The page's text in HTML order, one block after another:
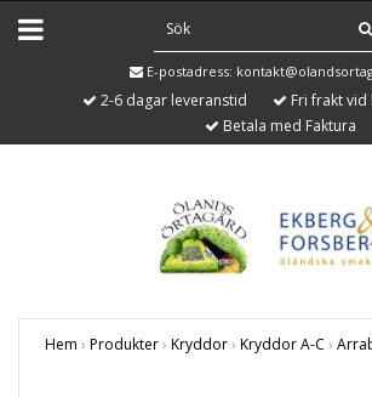
E-postadress:
2-6 dagar leveranstid
Fri frakt
Betala med Faktura
Hem › Produkter› Kryddor› Kryddor A-C ›